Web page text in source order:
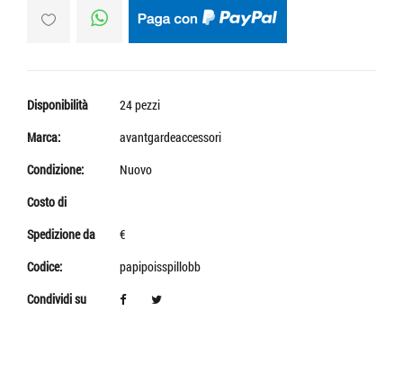
Disponibilità
24 pezzi
Marca:
avantgardeaccessori
Condizione:
Nuovo
Costo di
Spedizione da
€
Codice:
papipoisspillobb
Condividi su